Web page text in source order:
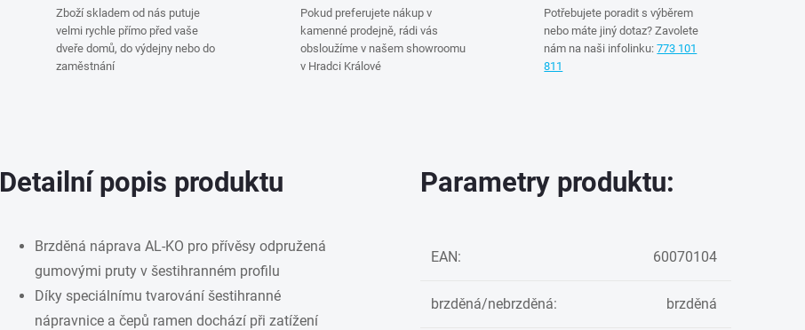
Zboží skladem od nás putuje
velmi rychle přímo před vaše
dveře domů, do výdejny nebo do
zaměstnání
Pokud preferujete nákup v
kamenné prodejně, rádi vás
obsloužíme v našem showroomu
v Hradci Králové
Potřebujete poradit s výběrem
nebo máte jiný dotaz? Zavolete
nám na naši infolinku:773 101
811
Detailní popis produktu
Brzděná náprava AL-KO pro přívěsy odpružená
gumovými pruty v šestihranném profilu
Díky speciálnímu tvarování šestihranné
nápravnice a čepů ramen dochází při zatížení
Parametry produktu:
EAN: 60070104
brzděná/nebrzděná: brzděná